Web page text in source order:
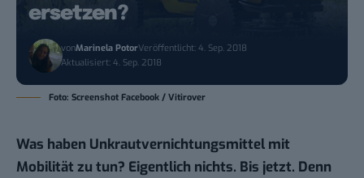
ersetzen?
vonMarinela PotorVeröffentlicht: 4. Sep. 2018
Aktualisiert: 4. Sep. 2018
Foto: Screenshot Facebook / Vitirover
Was haben Unkrautvernichtungsmittel mit
Mobilität zu tun? Eigentlich nichts. Bis jetzt. Denn